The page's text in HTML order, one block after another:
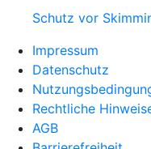
Schutz vor
Impressum
Datenschutz
Rechtliche
AGB